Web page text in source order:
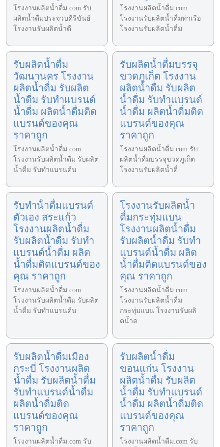
โรงงานผลิตน้ำดื่ม.com รับ
ผลิตน้ำดื่มประจวบคีรีขันธ์
โรงงานรับผลิตน้ำดื
โรงงานผลิตน้ำดื่ม.com
โรงงานรับผลิตน้ำดื่มท่าเรือ
โรงงานรับผลิตน้ำดื่ม
รับผลิตน้ำดื่ม
วัฒนานคร โรงงาน
ผลิตน้ำดื่ม รับผลิต
น้ำดื่ม รับทำแบรนด์
น้ำดื่ม ผลิตน้ำดื่มติด
แบรนด์ของคุณ
ราคาถูก
โรงงานผลิตน้ำดื่ม.com
โรงงานรับผลิตน้ำดื่ม รับผลิต
น้ำดื่ม รับทำแบรนด์น
รับผลิตน้ำดื่มบรรจุ
ขวดภูเก็ต โรงงาน
ผลิตน้ำดื่ม รับผลิต
น้ำดื่ม รับทำแบรนด์
น้ำดื่ม ผลิตน้ำดื่มติด
แบรนด์ของคุณ
ราคาถูก
โรงงานผลิตน้ำดื่ม.com รับ
ผลิตน้ำดื่มบรรจุขวดภูเก็ต
โรงงานรับผลิตน้ำดื่
รับทําน้ําดื่มแบรนด์
ตัวเอง สระแก้ว
โรงงานผลิตน้ำดื่ม
รับผลิตน้ำดื่ม รับทำ
แบรนด์น้ำดื่ม ผลิต
น้ำดื่มติดแบรนด์ของ
คุณ ราคาถูก
โรงงานผลิตน้ำดื่ม.com
โรงงานรับผลิตน้ำดื่ม รับผลิต
น้ำดื่ม รับทำแบรนด์น
โรงงานรับผลิตน้ำ
ดื่มกระทุ่มแบน
โรงงานผลิตน้ำดื่ม
รับผลิตน้ำดื่ม รับทำ
แบรนด์น้ำดื่ม ผลิต
น้ำดื่มติดแบรนด์ของ
คุณ ราคาถูก
โรงงานผลิตน้ำดื่ม.com
โรงงานรับผลิตน้ำดื่ม
กระทุ่มแบน โรงงานรับผลิ
ตน้ำด
รับผลิตน้ำดื่มเมือง
กระบี่ โรงงานผลิต
น้ำดื่ม รับผลิตน้ำดื่ม
รับทำแบรนด์น้ำดื่ม
ผลิตน้ำดื่มติด
แบรนด์ของคุณ
ราคาถูก
โรงงานผลิตน้ำดื่ม.com รับ
รับผลิตน้ำดื่ม
ขอนแก่น โรงงาน
ผลิตน้ำดื่ม รับผลิต
น้ำดื่ม รับทำแบรนด์
น้ำดื่ม ผลิตน้ำดื่มติด
แบรนด์ของคุณ
ราคาถูก
โรงงานผลิตน้ำดื่ม.com รับ